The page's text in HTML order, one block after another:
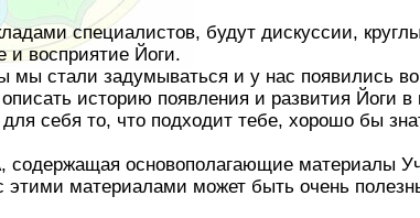
специалистов, будут дискуссии,
и восприятие Йоги.
мы стали задумываться и у нас появились
историю появления и развития Йоги
себя то, что подходит тебе, хорошо бы
основополагающие материалы
материалами может быть очень